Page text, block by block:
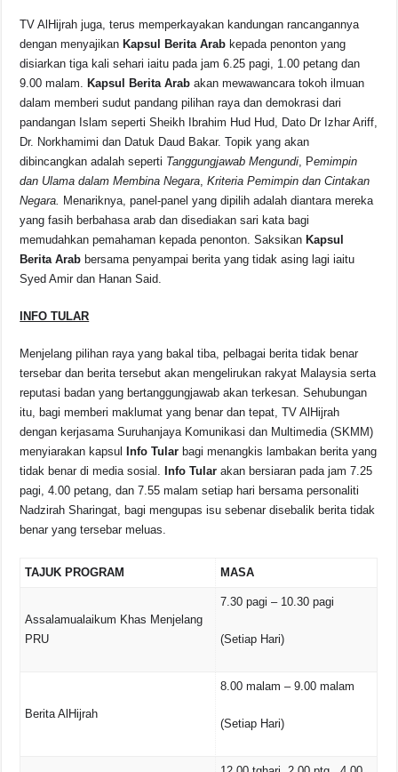
TV AlHijrah juga, terus memperkayakan kandungan rancangannya
dengan menyajikan Kapsul Berita Arab kepada penonton yang
disiarkan tiga kali sehari iaitu pada jam 6.25 pagi, 1.00 petang dan
9.00 malam. Kapsul Berita Arab akan mewawancara tokoh ilmuan
dalam memberi sudut pandang pilihan raya dan demokrasi dari
pandangan Islam seperti Sheikh Ibrahim Hud Hud, Dato Dr Izhar Ariff,
Dr. Norkhamimi dan Datuk Daud Bakar. Topik yang akan
dibincangkan adalah seperti Tanggungjawab Mengundi, Pemimpin
dan Ulama dalam Membina Negara,Kriteria Pemimpin dan Cintakan
Negara. Menariknya, panel-panel yang dipilih adalah diantara mereka
yang fasih berbahasa arab dan disediakan sari kata bagi
memudahkan pemahaman kepada penonton. Saksikan Kapsul
Berita Arab bersama penyampai berita yang tidak asing lagi iaitu
Syed Amir dan Hanan Said.
INFO TULAR
Menjelang pilihan raya yang bakal tiba, pelbagai berita tidak benar
tersebar dan berita tersebut akan mengelirukan rakyat Malaysia serta
reputasi badan yang bertanggungjawab akan terkesan. Sehubungan
itu, bagi memberi maklumat yang benar dan tepat, TV AlHijrah
dengan kerjasama Suruhanjaya Komunikasi dan Multimedia (SKMM)
menyiarakan kapsul
Info Tular bagi menangkis lambakan berita yang
tidak benar di media sosial. Info Tular akan bersiaran pada jam 7.25
pagi, 4.00 petang, dan 7.55 malam setiap hari bersama personaliti
Nadzirah Sharingat, bagi mengupas isu sebenar disebalik berita tidak
benar yang tersebar meluas.
TAJUK PROGRAM MASA
Assalamualaikum Khas Menjelang
PRU
7.30 pagi – 10.30 pagi
(Setiap Hari)
Berita AlHijrah
8.00 malam – 9.00 malam
(Setiap Hari)